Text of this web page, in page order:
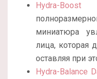
Hydra-Boost
миниатюра
лица, которая
оставляя при
Hydra-Balance